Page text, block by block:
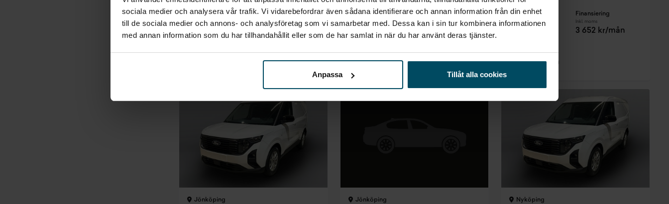
sociala medier och analysera vår trafik. Vi vidarebefordrar även sådana identifierare och annan information från din enhet
till de sociala medier och annons- och analysföretag som vi samarbetar med. Dessa kan i sin tur kombinera informationen
med annan information som du har tillhandahållit eller som de har samlat in när du har använt deras tjänster.
Anpassa Tillåt alla cookies
Pris
Exkl. moms
249 900 kr
Finansiering
Inkl. moms
3 623 kr/mån
Exkl. moms
Pris
Exkl. moms
251 880 kr
Finansiering
Inkl. moms
3 652 kr/mån
Exkl. moms
2 907 kr/mån
Pris
Exkl. moms
Finansiering
Inkl. moms
3 652 kr/mån
Exkl. moms
2 907 kr/mån
Jönköping Jönköping Nyköping